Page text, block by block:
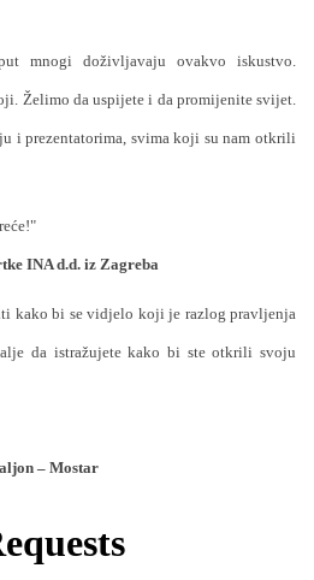
mnogi doživljavaju ovakvo iskustvo.
Želimo da uspijete i da promijenite svijet.
i prezentatorima, svima koji su nam otkrili
INA d.d. iz Zagreba
kako bi se vidjelo koji je razlog pravljenja
da istražujete kako bi ste otkrili svoju
– Mostar